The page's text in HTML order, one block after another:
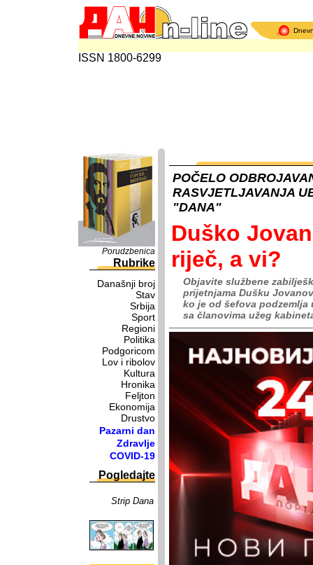
ISSN 1800-6299
Porudzbenica
Rubrike
Današnji broj
Stav
Srbija
Sport
Regioni
Politika
Podgoricom
Lov i ribolov
Kultura
Hronika
Feljton
Ekonomija
Drustvo
Pazarni dan
Zdravlje
COVID-19
Pogledajte
Strip Dana
POČELO
RASVJETLJAVANJA
"DANA"
Duško
riječ, a vi?
Objavite službene
prijetnjama Dušku
ko je od šefova
sa članovima užeg